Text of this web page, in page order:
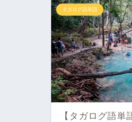
タガログ語単語
【タガログ語